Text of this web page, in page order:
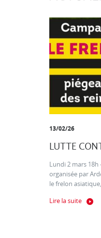
13/02/26
LUTTE
Lundi 2 mars 18h
organisée par
le frelon
Lire la suite